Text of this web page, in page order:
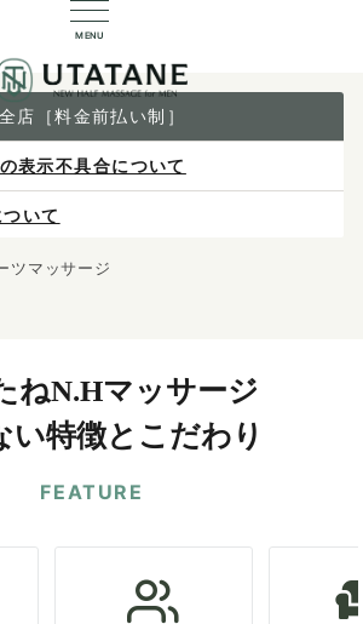
MENU
全店［料金前払い制］
示不具合について
いて
お問い合わせください。
ツマッサージ
ねN.Hマッサージ
い特徴とこだわり
FEATURE